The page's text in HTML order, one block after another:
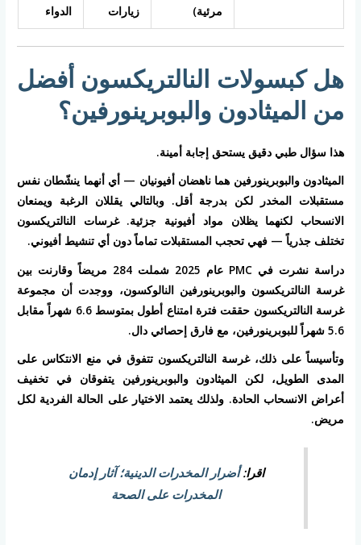
مرئية)
زيارات
الدواء
هل كبسولات النالتريكسون أفضل
من الميثادون والبوبرينورفين؟
هذا سؤال طبي دقيق يستحق إجابة أمينة.
الميثادون والبوبرينورفين هما ناهضان أفيونيان — أي أنهما ينشّطان نفس
مستقبلات المخدر لكن بدرجة أقل. وبالتالي يقللان الرغبة ويمنعان
الانسحاب لكنهما يظلان مواد أفيونية جزئية. غرسات النالتريكسون
تختلف جذرياً — فهي تحجب المستقبلات تماماً دون أي تنشيط أفيوني.
دراسة نشرت في PMC عام 2025 شملت 284 مريضاً وقارنت بين
غرسة النالتريكسون والبوبرينورفين النالوكسون، ووجدت أن مجموعة
غرسة النالتريكسون حققت فترة امتناع أطول بمتوسط 6.6 شهراً مقابل
5.6 شهراً للبوبرينورفين، مع فارق إحصائي دال.
وتأسيساً على ذلك، غرسة النالتريكسون تتفوق في منع الانتكاس على
المدى الطويل، لكن الميثادون والبوبرينورفين يتفوقان في تخفيف
أعراض الانسحاب الحادة. ولذلك يعتمد الاختيار على الحالة الفردية لكل
مريض.
اقرا:أضرار المخدرات الدينية؛ آثار إدمان
المخدرات على الصحة